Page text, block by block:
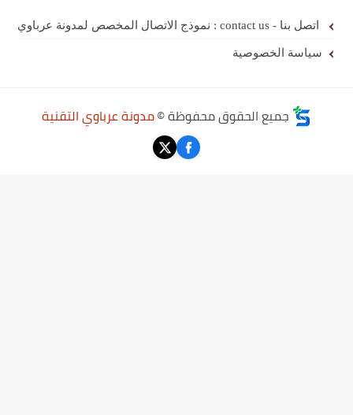
اتصل بنا - contact us : نموذج الاتصال المخصص لمدونة عرباوي
سياسة الخصوصية
جميع الحقوق محفوظة ©مدونة عرباوي التقنية